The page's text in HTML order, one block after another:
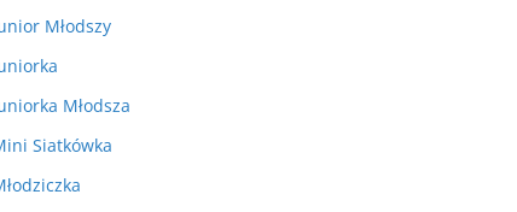
Młodszy
Młodsza
Siatkówka